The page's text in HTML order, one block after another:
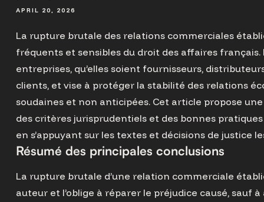
APRIL 20, 2026
Retourner aux articles
La rupture brutale des relations commerciales
fréquents et sensibles du droit des affaires français.
entreprises, qu’elles soient fournisseurs,
clients, et vise à protéger la stabilité des relations
soudaines et non anticipées. Cet article propose
des critères jurisprudentiels et des bonnes
en s’appuyant sur les textes et décisions de justice
Résumé des principales conclusions
La rupture brutale d’une relation commerciale
auteur et l’oblige à réparer le préjudice causé, sauf